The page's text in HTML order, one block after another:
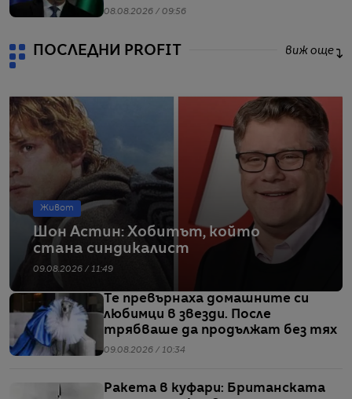
Радев
08.08.2026 / 09:56
ПОСЛЕДНИ PROFIT виж още
Живот
Шон Астин: Хобитът, който
стана синдикалист
09.08.2026 / 11:49
Те превърнаха домашните си
любимци в звезди. После
трябваше да продължат без тях
09.08.2026 / 10:34
Ракета в куфари: Британската